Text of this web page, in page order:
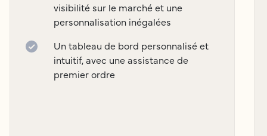
visibilité sur le marché et une
personnalisation inégalées
Un tableau de bord personnalisé et
intuitif, avec une assistance de
premier ordre